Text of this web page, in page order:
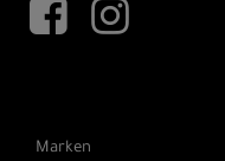
Marken